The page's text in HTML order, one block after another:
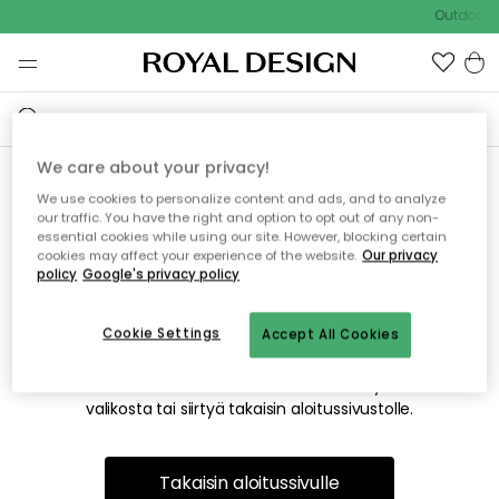
Outdoor
Emme valitettavasti löydä
etsimääsi sivua
Tämä voi johtua siitä, että sivua ei enää ole tai siitä, että se
on siirretty muualle. Pahoittelemme tästä mahdollisesti
valikosta tai siirtyä takaisin aloitussivustolle.
Takaisin aloitussivulle
We care about your privacy!
We use cookies to personalize content and ads, and to analyze
our traffic. You have the right and option to opt out of any non-
essential cookies while using our site. However, blocking certain
cookies may affect your experience of the website. Our privacy
policy Google's privacy policy
Accept All Cookies
Cookie Settings